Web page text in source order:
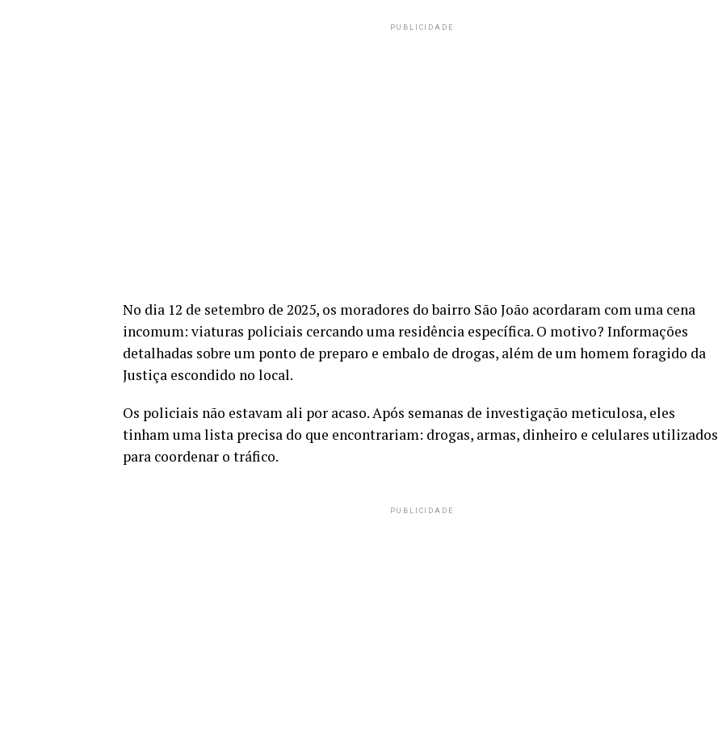
PUBLICIDADE
No dia 12 de setembro de 2025, os moradores do bairro São João acordaram com uma cena
incomum: viaturas policiais cercando uma residência específica. O motivo? Informações
detalhadas sobre um ponto de preparo e embalo de drogas, além de um homem foragido da
Justiça escondido no local.
Os policiais não estavam ali por acaso. Após semanas de investigação meticulosa, eles
tinham uma lista precisa do que encontrariam: drogas, armas, dinheiro e celulares utilizados
para coordenar o tráfico.
PUBLICIDADE